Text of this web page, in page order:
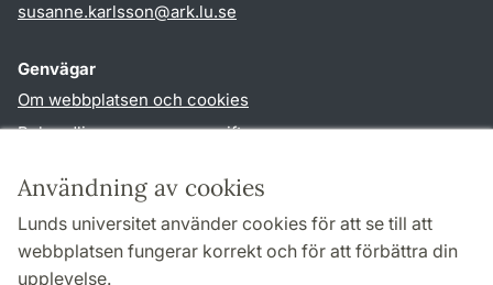
Användning av cookies
Lunds universitet använder cookies för att se till att
webbplatsen fungerar korrekt och för att förbättra din
upplevelse.
susanne.karlsson@ark.lu.se
Genvägar
Om webbplatsen och cookies
Behandling av personuppgifter
TYPO3-login
Följ oss i sociala medier